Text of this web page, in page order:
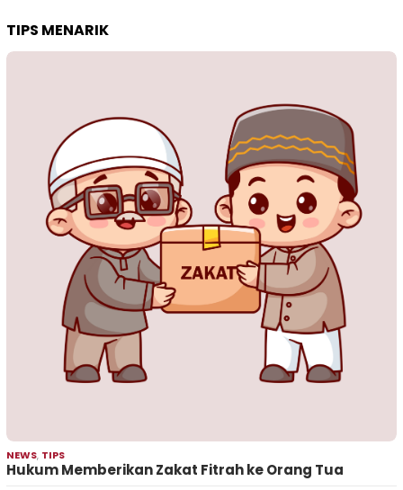
TIPS MENARIK
NEWS, TIPS
Hukum Memberikan Zakat Fitrah ke Orang Tua